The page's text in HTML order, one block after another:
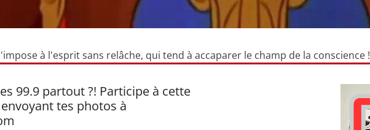
à l'esprit sans relâche, qui tend à accaparer le champ de la conscience !
99.9 partout ?! Participe à cette
tes photos à